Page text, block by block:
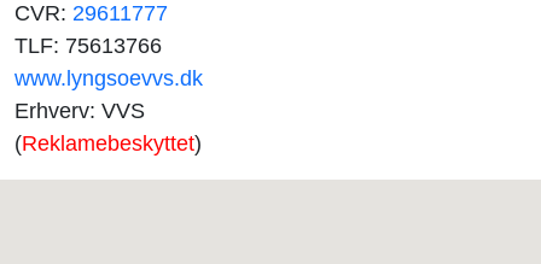
CVR: 29611777
TLF: 75613766
www.lyngsoevvs.dk
Erhverv: VVS
(Reklamebeskyttet)